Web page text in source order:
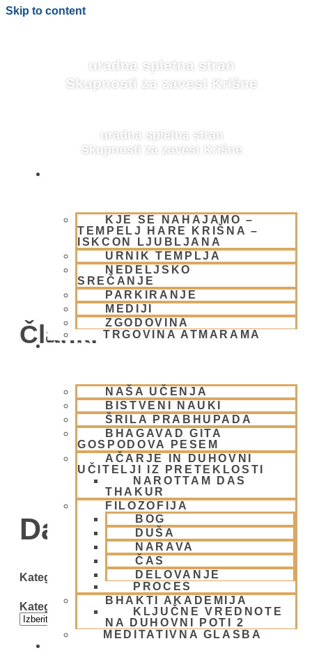
Skip to content
uradna spletna stran
Skupnosti za zavest Krišne
uradna spletna stran
Skupnosti za zavest Krišne
KJE SE NAHAJAMO –
TEMPELJ HARE KRIŠNA –
ISKCON LJUBLJANA
URNIK TEMPLJA
NEDELJSKO
SREČANJE
PARKIRANJE
MEDIJI
ZGODOVINA
TRGOVINA ATMARAMA
BHAKTI JOGA
NAŠA UČENJA
BISTVENI NAUKI
ŠRILA PRABHUPADA
BHAGAVAD GITA
GOSPODOVA PESEM
AČARJE IN DUHOVNI
UČITELJI IZ PRETEKLOSTI
NAROTTAM DAS
THAKUR
FILOZOFIJA
BOG
DUŠA
NARAVA
ČAS
DELOVANJE
PROCES
BHAKTI AKADEMIJA
KLJUČNE VREDNOTE
NA DUHOVNI POTI 2
MEDITATIVNA GLASBA
BLOG
Članki
Day: 11 maja, 2009
Kategorije
Kategorije